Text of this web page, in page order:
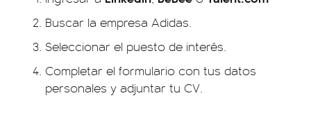
Buscar la empresa Adidas.
Seleccionar el puesto de interés.
Completar el formulario con tus datos
personales y adjuntar tu CV.